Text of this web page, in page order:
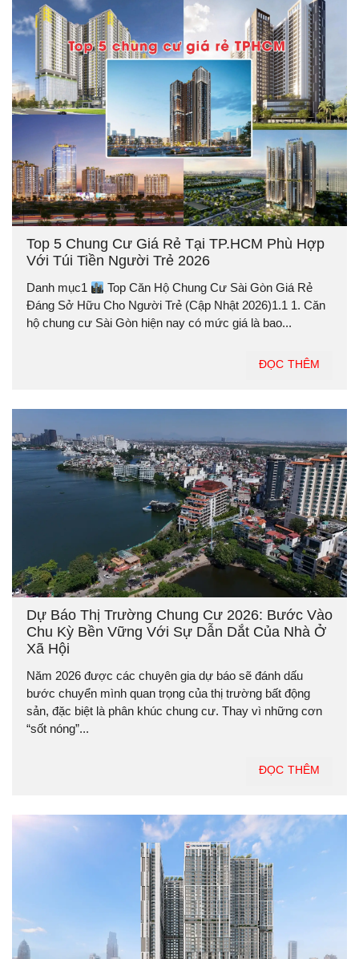
Top 5 Chung Cư Giá Rẻ Tại TP.HCM Phù Hợp
Với Túi Tiền Người Trẻ 2026
Danh mục1
Top Căn Hộ Chung Cư Sài Gòn Giá Rẻ
Đáng Sở Hữu Cho Người Trẻ (Cập Nhật 2026)1.1 1. Căn
hộ chung cư Sài Gòn hiện nay có mức giá là bao...
ĐỌC THÊM
Dự Báo Thị Trường Chung Cư 2026: Bước Vào
Chu Kỳ Bền Vững Với Sự Dẫn Dắt Của Nhà Ở
Xã Hội
Năm 2026 được các chuyên gia dự báo sẽ đánh dấu
bước chuyển mình quan trọng của thị trường bất động
sản, đặc biệt là phân khúc chung cư. Thay vì những cơn
“sốt nóng”...
ĐỌC THÊM